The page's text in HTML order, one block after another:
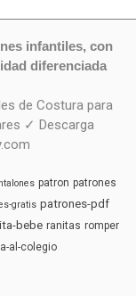
infantiles, con
diferenciada
de Costura para
✓ Descarga
patron patrones
gratis patrones-pdf
bebe ranitas romper
al-colegio